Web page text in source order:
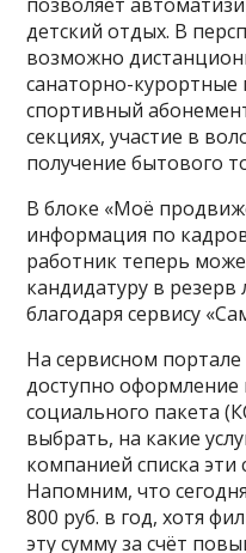
детский отдых. В
возможно
санаторно-курортные
спортивный
секциях, участие в
получение бытового
В блоке «Моё
информация по
работник теперь
кандидатуру в
благодаря сервису
На сервисном
доступно оформление
социального пакета
выбрать, на какие
компанией списка эти
Напомним, что
800 руб. в год, хотя
эту сумму за счёт